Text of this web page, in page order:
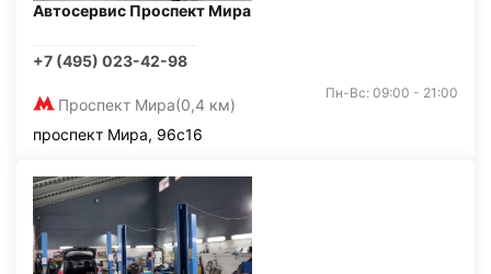
Автосервис Проспект Мира
+7 (495) 023-42-98
Проспект Мира(0,4 км)
Пн-Вс: 09:00 - 21:00
проспект Мира, 96с16